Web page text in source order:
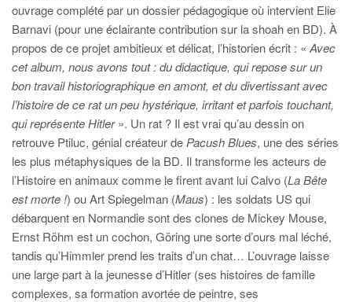
ouvrage complété par un dossier pédagogique où intervient Elie
Barnavi (pour une éclairante contribution sur la shoah en BD). À
propos de ce projet ambitieux et délicat, l’historien écrit : « Avec
cet album, nous avons tout : du didactique, qui repose sur un
bon travail historiographique en amont, et du divertissant avec
l’histoire de ce rat un peu hystérique, irritant et parfois touchant,
qui représente Hitler». Un rat ? Il est vrai qu’au dessin on
retrouve Ptiluc, génial créateur de Pacush Blues, une des séries
les plus métaphysiques de la BD. Il transforme les acteurs de
l’Histoire en animaux comme le firent avant lui Calvo (La Bête
est morte !) ou Art Spiegelman (Maus) : les soldats US qui
débarquent en Normandie sont des clones de Mickey Mouse,
Ernst Röhm est un cochon, Göring une sorte d’ours mal léché,
tandis qu’Himmler prend les traits d’un chat… L’ouvrage laisse
une large part à la jeunesse d’Hitler (ses histoires de famille
complexes, sa formation avortée de peintre, ses